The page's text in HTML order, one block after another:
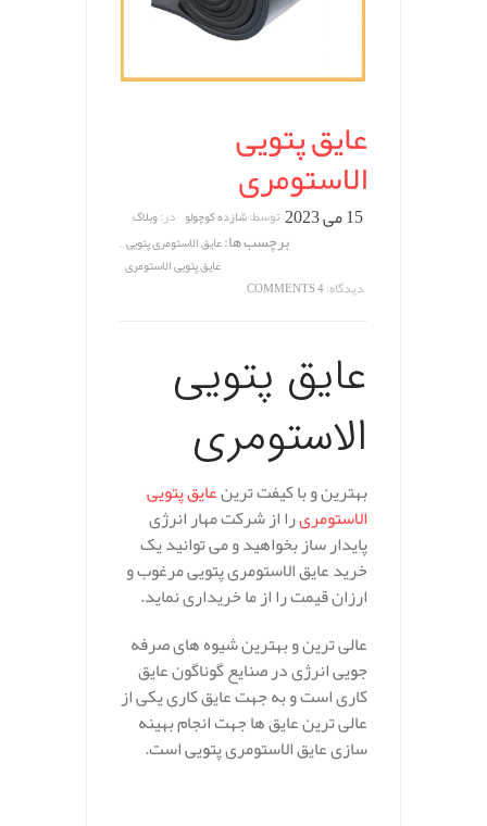
عایق پتویی
الاستومری
15 می 2023 توسط:شازده کوچولو در:وبلاگ
برچسب ها:عایق الاستومری پتویی ,
عایق پتویی الاستومری
دیدگاه:4 COMMENTS
عایق پتویی
الاستومری
بهترین و با کیفت ترینعایق پتویی
الاستومریرا از شرکت مهار انرژی
پایدار ساز بخواهید و می توانید یک
خرید عایق الاستومری پتویی مرغوب و
ارزان قیمت را از ما خریداری نماید.
عالی ترین و بهترین شیوه های صرفه
جویی انرژی در صنایع گوناگون عایق
کاری است و به جهت عایق کاری یکی از
عالی ترین عایق ها جهت انجام بهینه
سازی عایق الاستومری پتویی است.